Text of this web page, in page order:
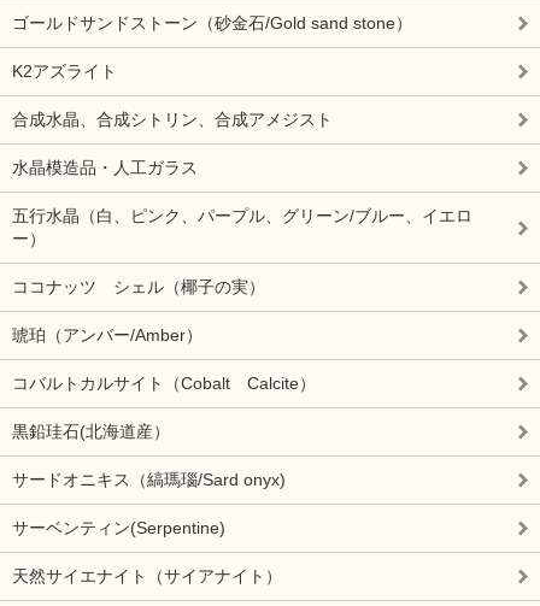
ゴールドサンドストーン（砂金石/Gold sand stone）
K2アズライト
合成水晶、合成シトリン、合成アメジスト
水晶模造品・人工ガラス
五行水晶（白、ピンク、パープル、グリーン/ブルー、イエロ
ー）
ココナッツ シェル（椰子の実）
琥珀（アンバー/Amber）
コバルトカルサイト（Cobalt Calcite）
黒鉛珪石(北海道産）
サードオニキス（縞瑪瑙/Sard onyx)
サーベンティン(Serpentine)
天然サイエナイト（サイアナイト）